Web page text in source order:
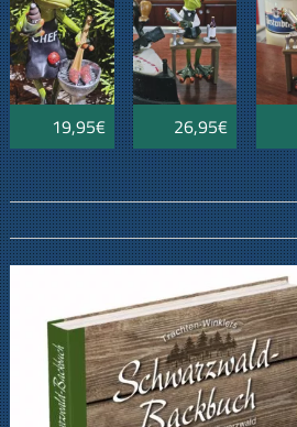
19,95€ 26,95€